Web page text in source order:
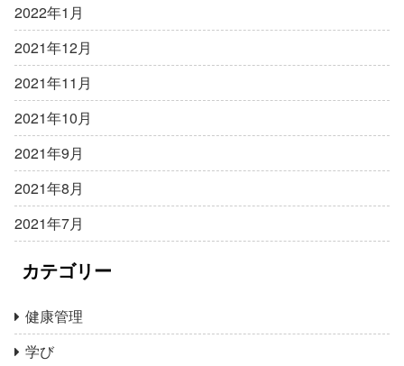
2022年1月
2021年12月
2021年11月
2021年10月
2021年9月
2021年8月
2021年7月
カテゴリー
健康管理
学び